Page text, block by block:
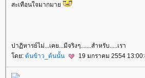
สะเทือนใจมากมา
ปาฏิหารย์ไม่...เคย...มีจริงๆ.......สำหรับ.....เรา
ดย: ต้นข้าว_ต้นนั้น 19 มกราคม 2554